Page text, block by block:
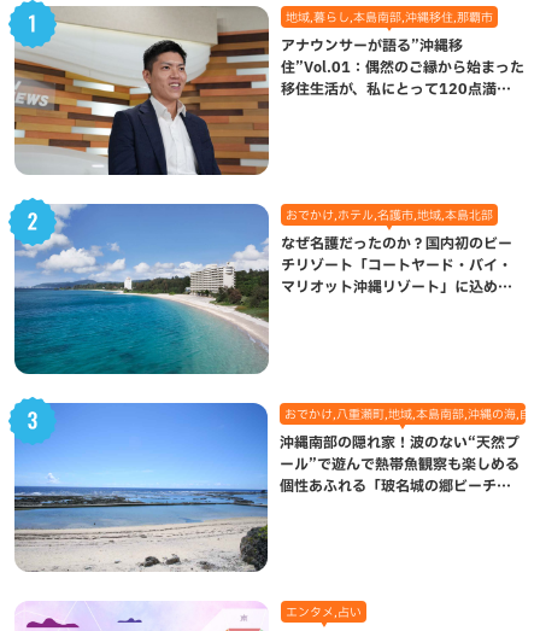
地域,暮らし,本島南部,沖縄移住,那覇市
アナウンサーが語る”沖縄移
住”Vol.01：偶然のご縁から始まった
移住生活が、私にとって120点満点
おでかけ,ホテル,名護市,地域,本島北部
なぜ名護だったのか？国内初のビー
チリゾート「コートヤード・バイ・
マリオット沖縄リゾート」に込めら
おでかけ,八重瀬町,地域,本島南部,沖縄の海,自
沖縄南部の隠れ家！波のない“天然プ
ール”で遊んで熱帯魚観察も楽しめる
個性あふれる「玻名城の郷ビーチ」
エンタメ,占い